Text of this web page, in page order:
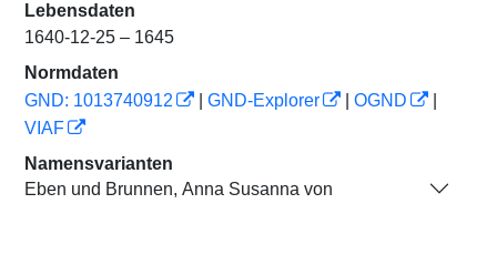
Lebensdaten
1640-12-25 – 1645
Normdaten
GND: 1013740912
GND-Explorer OGND
VIAF
Namensvarianten
Eben und Brunnen, Anna Susanna von